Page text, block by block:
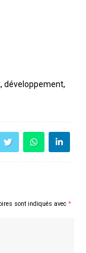
, développement,
sont indiqués avec *